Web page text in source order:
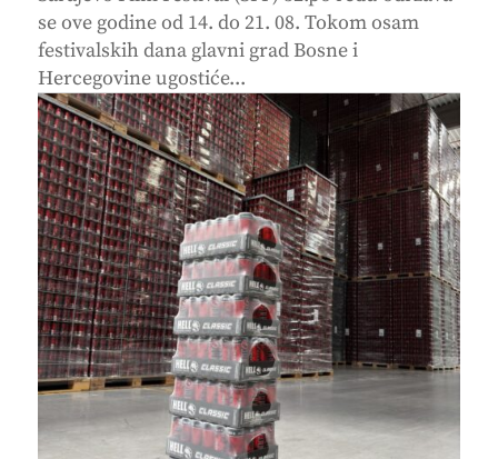
se ove godine od 14. do 21. 08. Tokom osam
festivalskih dana glavni grad Bosne i
Hercegovine ugostiće...